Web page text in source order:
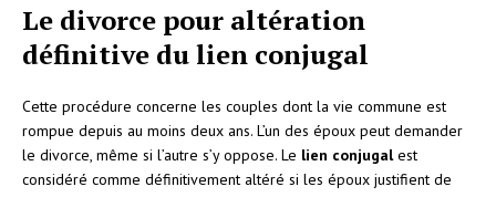
Le divorce pour altération
définitive du lien conjugal
Cette procédure concerne les couples dont la vie commune est
rompue depuis au moins deux ans. L’un des époux peut demander
le divorce, même si l’autre s’y oppose. Le lien conjugalest
considéré comme définitivement altéré si les époux justifient de